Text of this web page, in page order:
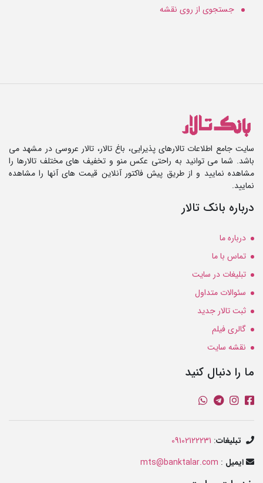
جستجوی از روی نقشه
سایت جامع اطلاعات تالارهای پذیرایی، باغ تالار، تالار عروسی در مشهد می
باشد. شما می توانید به راحتی عکس منو و تخفیف های مختلف تالارها را
مشاهده نمایید و از طریق پیش فاکتور آنلاین قیمت های آنها را مشاهده
نمایید.
درباره بانک تالار
درباره ما
تماس با ما
تبلیغات در سایت
سئوالات متداول
ثبت تالار جدید
گالری فیلم
نقشه سایت
ما را دنبال کنید
تبلیغات:
09102122231
ایمیل :
mts@banktalar.com